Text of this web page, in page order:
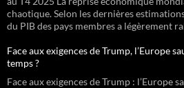
chaotique. Selon les dernières
du PIB des pays membres a légèrement
Face aux exigences de Trump, l’Europe
temps ?
Face aux exigences de Trump : l’Europe